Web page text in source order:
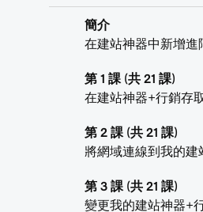
簡介
在建站神器中新增進
第 1 課 (共 21 課)
在建站神器+行銷存
第 2 課 (共 21 課)
將網域連線到我的
第 3 課 (共 21 課)
變更我的建站神器+